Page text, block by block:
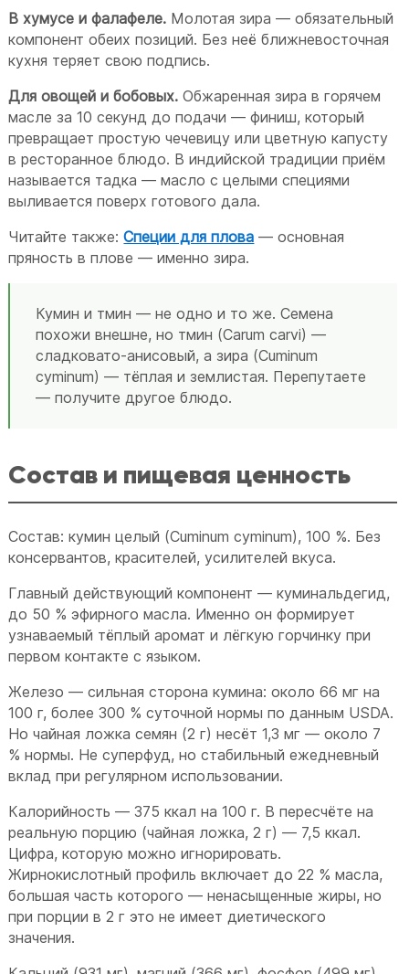
В хумусе и фалафеле. Молотая зира — обязательный
компонент обеих позиций. Без неё ближневосточная
кухня теряет свою подпись.
Для овощей и бобовых. Обжаренная зира в горячем
масле за 10 секунд до подачи — финиш, который
превращает простую чечевицу или цветную капусту
в ресторанное блюдо. В индийской традиции приём
называется тадка — масло с целыми специями
выливается поверх готового дала.
Читайте также:Специи для плова — основная
пряность в плове — именно зира.
Кумин и тмин — не одно и то же. Семена
похожи внешне, но тмин (Carum carvi) —
сладковато-анисовый, а зира (Cuminum
cyminum) — тёплая и землистая. Перепутаете
— получите другое блюдо.
Состав и пищевая ценность
Состав: кумин целый (Cuminum cyminum), 100 %. Без
консервантов, красителей, усилителей вкуса.
Главный действующий компонент — куминальдегид,
до 50 % эфирного масла. Именно он формирует
узнаваемый тёплый аромат и лёгкую горчинку при
первом контакте с языком.
Железо — сильная сторона кумина: около 66 мг на
100 г, более 300 % суточной нормы по данным USDA.
Но чайная ложка семян (2 г) несёт 1,3 мг — около 7
% нормы. Не суперфуд, но стабильный ежедневный
вклад при регулярном использовании.
Калорийность — 375 ккал на 100 г. В пересчёте на
реальную порцию (чайная ложка, 2 г) — 7,5 ккал.
Цифра, которую можно игнорировать.
Жирнокислотный профиль включает до 22 % масла,
большая часть которого — ненасыщенные жиры, но
при порции в 2 г это не имеет диетического
значения.